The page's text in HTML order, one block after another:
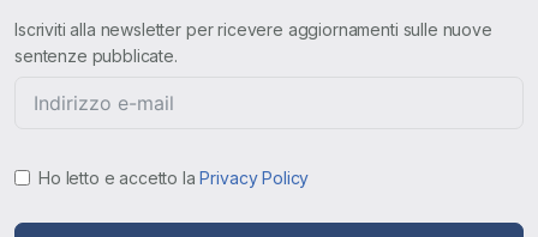
Iscriviti alla newsletter per ricevere aggiornamenti sulle nuove
sentenze pubblicate.
Ho letto e accetto laPrivacy Policy